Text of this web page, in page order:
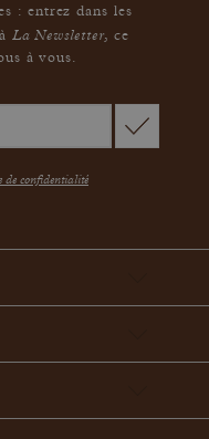
: entrez dans les
La Newsletter,ce
à vous.
de confidentialité